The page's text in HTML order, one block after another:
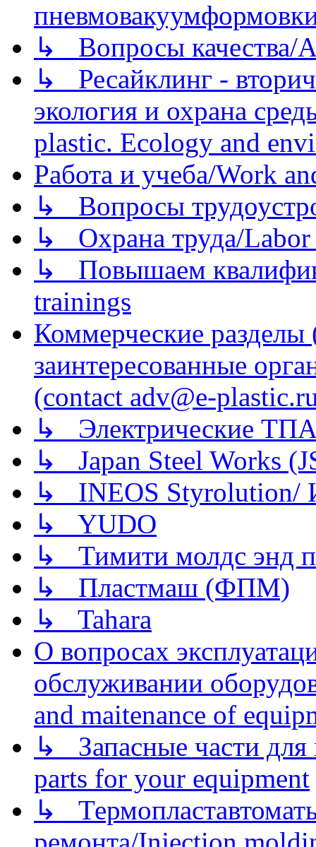
↳ Вопросы качества/
↳ Ресайклинг -
экология и охрана
plastic. Ecology and
Работа и учеба/Work
↳ Вопросы
↳ Охрана труда/Labor
↳ Повышаем
trainings
Коммерческие
заинтересованные
(contact adv@e-
↳ Электрические
↳ Japan Steel Works
↳ INEOS
↳ YUDO
↳ Тимити молдс энд
↳ Пластмаш (ФПМ)
↳ Tahara
О вопросах
обслуживании
and maitenance of
↳ Запасные части для
parts for your equipment
↳